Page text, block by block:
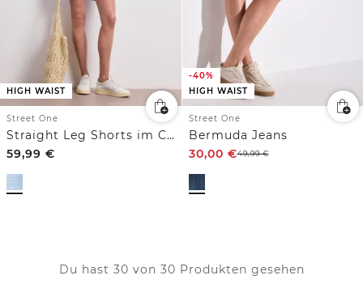
HIGH WAIST
Street One
Straight Leg Shorts im Casual Fit
59,99 €
-40%
HIGH WAIST
Street One
Bermuda Jeans
30,00 €49,99€
Du hast 30 von 30 Produkten gesehen